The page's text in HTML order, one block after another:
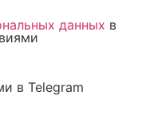
данных в
в Telegram